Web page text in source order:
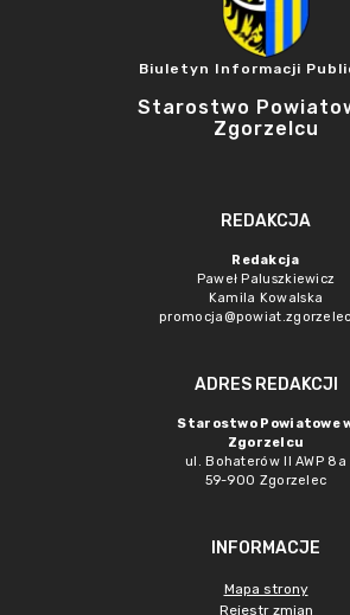
Biuletyn Informacji
Starostwo
Zgorzelcu
REDAKCJA
Redakcja
Paweł Paluszkiewicz
Kamila Kowalska
ADRES REDAKCJI
Starostwo Powiatowe
Zgorzelcu
ul. Bohaterów II AWP 8a
59-900 Zgorzelec
INFORMACJE
Mapa strony
Rejestr zmian